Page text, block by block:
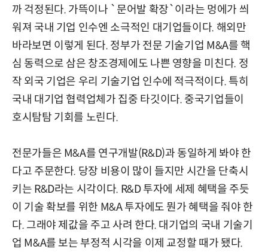
까 걱정된다. 가뜩이나 `문어발 확장`이라는 멍에가 씌
워져 국내 기업 인수엔 소극적인 대기업들이다. 해외만
바라보면 이렇게 된다. 정부가 전문 기술기업 M&A를 핵
심 동력으로 삼은 창조경제에도 나쁜 영향을 미친다. 정
작 외국 기업은 우리 기술기업 인수에 적극적이다. 특히
국내 대기업 협력업체가 집중 타깃이다. 중국기업들이
호시탐탐 기회를 노린다.
전문가들은 M&A를 연구개발(R&D)과 동일하게 봐야 한
다고 주문한다. 당장 비용이 많이 들지만 시간을 단축시
키는 R&D라는 시각이다. R&D 투자에 세제 혜택을 주듯
이 기술 확보를 위한 M&A 투자에도 뭔가 혜택을 줘야 한
다. 그래야 제값을 주고 사려 한다. 대기업의 국내 기술기
업 M&A를 보는 부정적 시각을 이제 교정할 때가 됐다.